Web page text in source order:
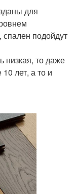
для
подойдут
низкая, то даже
лет, а то и